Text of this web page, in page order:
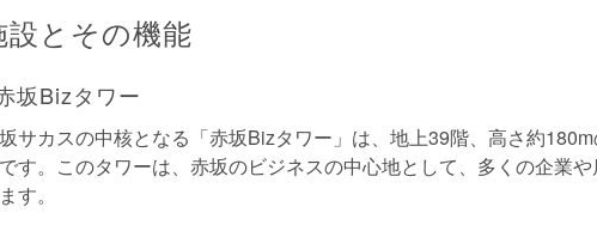
設とその機能
坂Bizタワー
サカスの中核となる「赤坂Bizタワー」は、地上39階、高さ約
す。このタワーは、赤坂のビジネスの中心地として、多くの企業
す。